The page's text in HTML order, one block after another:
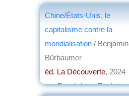
Jean-Claude Voisin
Chine/États-Unis, le
capitalisme contre la
mondialisation / Benjamin
Bürbaumer
éd. La Découverte, 2024
parDominique Barjot